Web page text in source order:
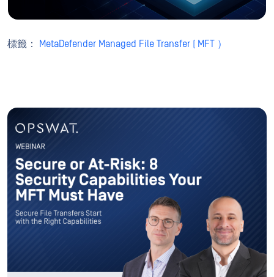
標籤： MetaDefender Managed File Transfer ( MFT ）